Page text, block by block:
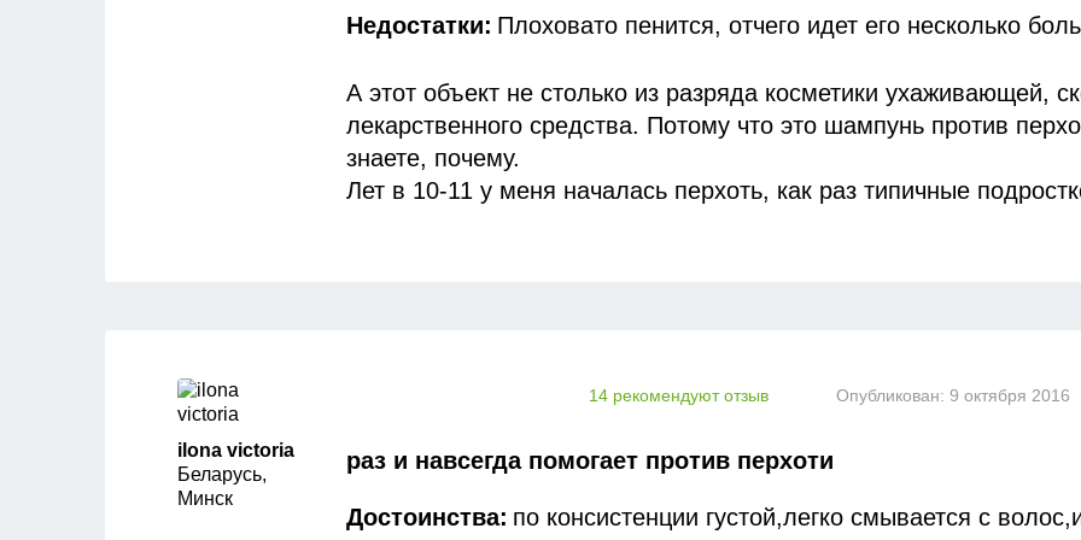
Недостатки: Плоховато пенится, отчего идет его несколько
А этот объект не столько из разряда косметики ухаживающей,
лекарственного средства. Потому что это шампунь против
знаете, почему.
Лет в 10-11 у меня началась перхоть, как раз типичные
я часто использовала — это «Перхотал».
специфический запах и склонность вызывать неприятные
шел расход несколько больший и опустошалась упаковка
ilona victoria
Беларусь,
Минск
14 рекомендуют отзыв Опубликован: 9 октября 2016
раз и навсегда помогает против перхоти
Достоинства: по консистенции густой,легко смывается с